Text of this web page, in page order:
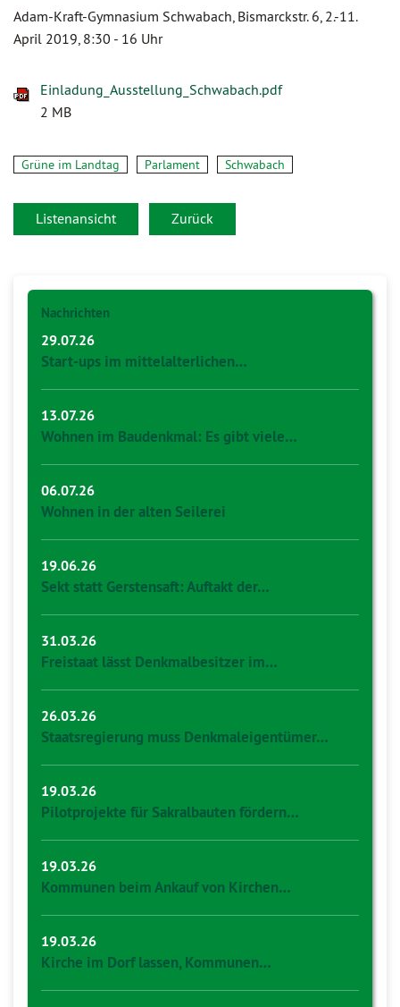
Adam-Kraft-Gymnasium Schwabach, Bismarckstr. 6, 2.-11.
April 2019, 8:30 - 16 Uhr
Einladung_Ausstellung_Schwabach.pdf
2 MB
Grüne im Landtag Parlament Schwabach
Listenansicht Zurück
Nachrichten
29.07.26
Start-ups im mittelalterlichen…
13.07.26
Wohnen im Baudenkmal: Es gibt viele…
06.07.26
Wohnen in der alten Seilerei
19.06.26
Sekt statt Gerstensaft: Auftakt der…
31.03.26
Freistaat lässt Denkmalbesitzer im…
26.03.26
Staatsregierung muss Denkmaleigentümer…
19.03.26
Pilotprojekte für Sakralbauten fördern…
19.03.26
Kommunen beim Ankauf von Kirchen…
19.03.26
Kirche im Dorf lassen, Kommunen…